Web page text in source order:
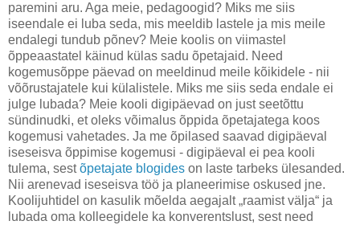
paremini aru. Aga meie, pedagoogid? Miks me siis
iseendale ei luba seda, mis meeldib lastele ja mis meile
endalegi tundub põnev? Meie koolis on viimastel
õppeaastatel käinud külas sadu õpetajaid. Need
kogemusõppe päevad on meeldinud meile kõikidele - nii
võõrustajatele kui külalistele. Miks me siis seda endale ei
julge lubada? Meie kooli digipäevad on just seetõttu
sündinudki, et oleks võimalus õppida õpetajatega koos
kogemusi vahetades. Ja me õpilased saavad digipäeval
iseseisva õppimise kogemusi - digipäeval ei pea kooli
tulema, sestõpetajate blogides on laste tarbeks ülesanded.
Nii arenevad iseseisva töö ja planeerimise oskused jne.
Koolijuhtidel on kasulik mõelda aegajalt „raamist välja“ ja
lubada oma kolleegidele ka konverentslust, sest need